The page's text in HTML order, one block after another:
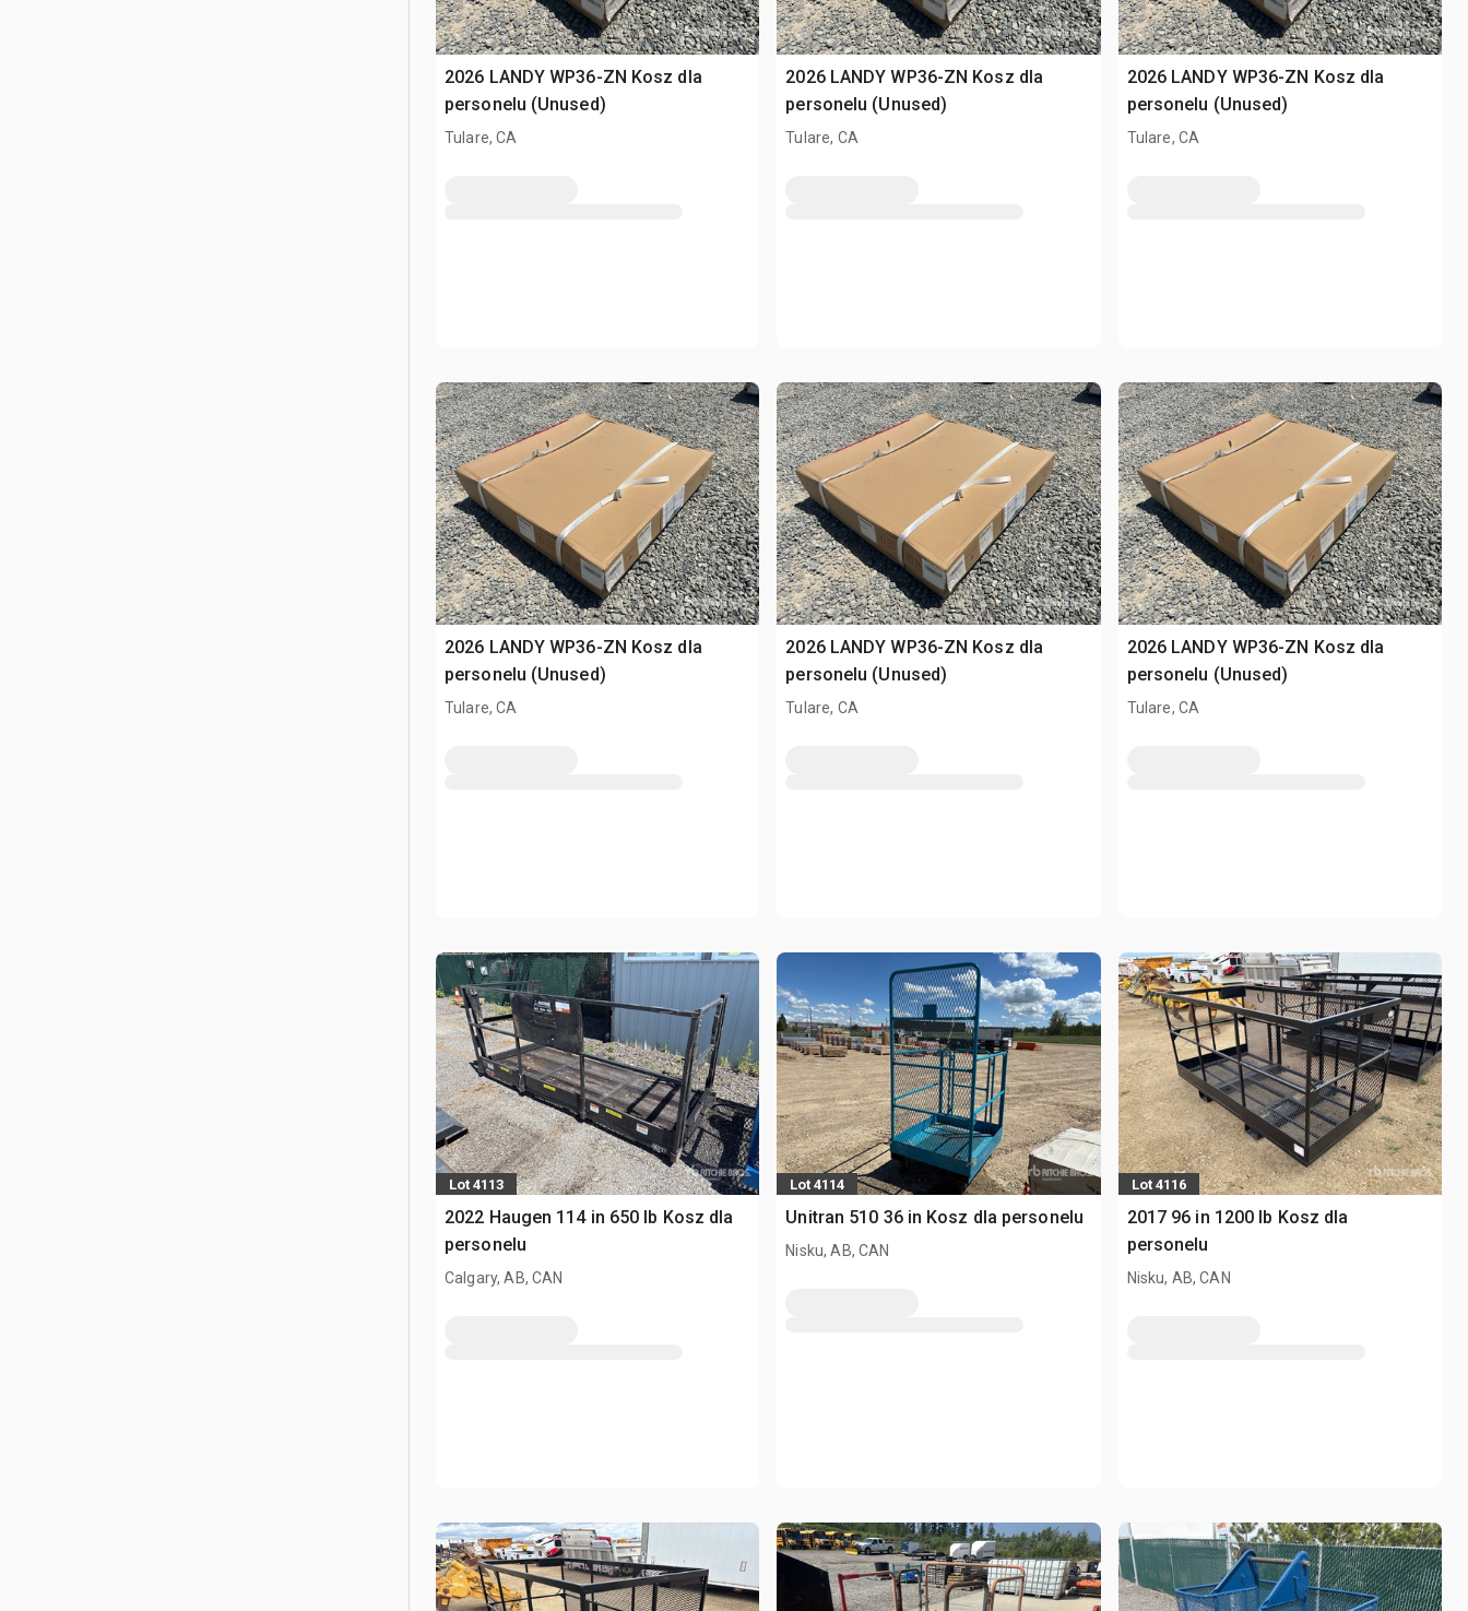
2026 LANDY WP36-ZN Kosz dla
personelu (Unused)
Tulare, CA
2026 LANDY WP36-ZN Kosz dla
personelu (Unused)
Tulare, CA
2026 LANDY WP36-ZN Kosz dla
personelu (Unused)
Tulare, CA
2026 LANDY WP36-ZN Kosz dla
personelu (Unused)
Tulare, CA
2026 LANDY WP36-ZN Kosz dla
personelu (Unused)
Tulare, CA
2026 LANDY WP36-ZN Kosz dla
personelu (Unused)
Tulare, CA
Lot 4113
2022 Haugen 114 in 650 lb Kosz dla
personelu
Calgary, AB, CAN
Lot 4114
Unitran 510 36 in Kosz dla personelu
Nisku, AB, CAN
Lot 4116
2017 96 in 1200 lb Kosz dla
personelu
Nisku, AB, CAN